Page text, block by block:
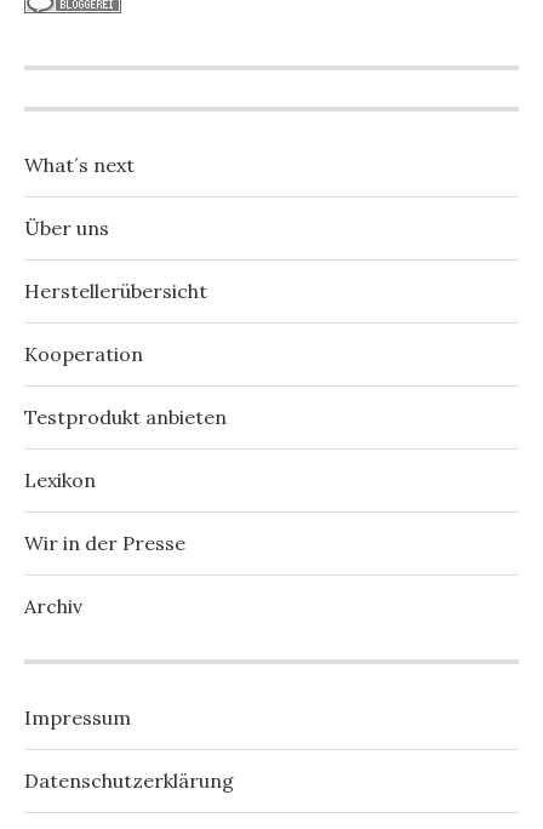
What´s next
Über uns
Herstellerübersicht
Kooperation
Testprodukt anbieten
Lexikon
Wir in der Presse
Archiv
Impressum
Datenschutzerklärung